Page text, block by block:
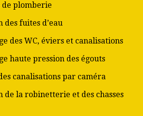
de plomberie
fuites d’eau
des WC, éviers et canalisations
haute pression des égouts
canalisations par caméra
de la robinetterie et des chasses